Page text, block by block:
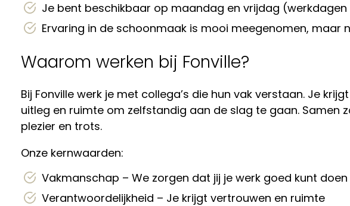
Je bent beschikbaar op maandag en vrijdag
Ervaring in de schoonmaak is mooi meegenomen, maar
Waarom werken bij Fonville?
Bij Fonville werk je met collega’s die hun vak verstaan. Je
uitleg en ruimte om zelfstandig aan de slag te gaan. Samen
plezier en trots.
Onze kernwaarden:
Vakmanschap – We zorgen dat jij je werk goed kunt doen
Verantwoordelijkheid – Je krijgt vertrouwen en ruimte